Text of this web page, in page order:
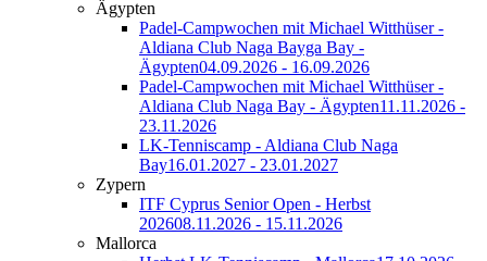
Ägypten
Padel-Campwochen mit Michael Witthüser -
Aldiana Club Naga Bayga Bay -
Ägypten04.09.2026 - 16.09.2026
Padel-Campwochen mit Michael Witthüser -
Aldiana Club Naga Bay - Ägypten11.11.2026 -
23.11.2026
LK-Tenniscamp - Aldiana Club Naga
Bay16.01.2027 - 23.01.2027
Zypern
ITF Cyprus Senior Open - Herbst
202608.11.2026 - 15.11.2026
Mallorca